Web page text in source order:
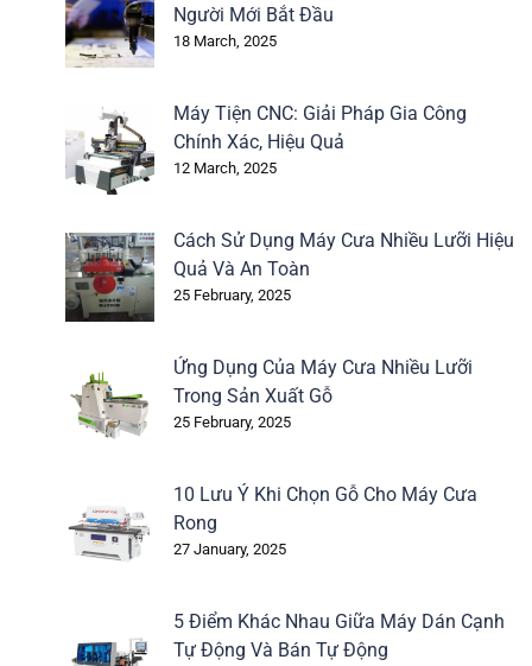
Người Mới Bắt Đầu
18 March, 2025
Máy Tiện CNC: Giải Pháp Gia Công
Chính Xác, Hiệu Quả
12 March, 2025
Cách Sử Dụng Máy Cưa Nhiều Lưỡi Hiệu
Quả Và An Toàn
25 February, 2025
Ứng Dụng Của Máy Cưa Nhiều Lưỡi
Trong Sản Xuất Gỗ
25 February, 2025
10 Lưu Ý Khi Chọn Gỗ Cho Máy Cưa
Rong
27 January, 2025
5 Điểm Khác Nhau Giữa Máy Dán Cạnh
Tự Động Và Bán Tự Động